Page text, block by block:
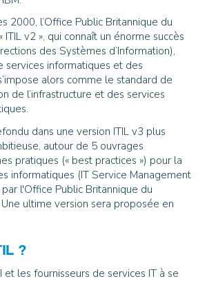
2000, l’Office Public Britannique du
v2 », qui connaît un énorme succès
des Systèmes d’Information),
services informatiques et des
alors comme le standard de
de l’infrastructure et des services
dans une version ITIL v3 plus
autour de 5 ouvrages
pratiques (« best practices ») pour la
informatiques (IT Service Management
l'Office Public Britannique du
ultime version sera proposée en
?
et les fournisseurs de services IT à se